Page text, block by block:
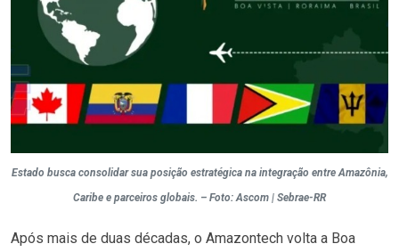
Estado busca consolidar sua posição estratégica na integração entre Amazônia,
Caribe e parceiros globais. – Foto: Ascom | Sebrae-RR
Após mais de duas décadas, o Amazontech volta a Boa